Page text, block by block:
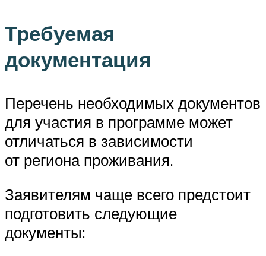
Требуемая
документация
Перечень необходимых документов
для участия в программе может
отличаться в зависимости
от региона проживания.
Заявителям чаще всего предстоит
подготовить следующие
документы: